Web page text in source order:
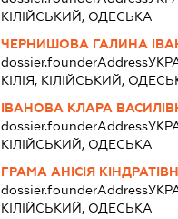
КІЛІЙСЬКИЙ, ОДЕСЬКА
ЧЕРНИШОВА ГАЛИНА
dossier.founderAddress
КІЛІЯ, КІЛІЙСЬКИЙ,
ІВАНОВА КЛАРА
dossier.founderAddress
КІЛІЙСЬКИЙ, ОДЕСЬКА
ГРАМА АНІСІЯ
dossier.founderAddress
КІЛІЙСЬКИЙ, ОДЕСЬКА